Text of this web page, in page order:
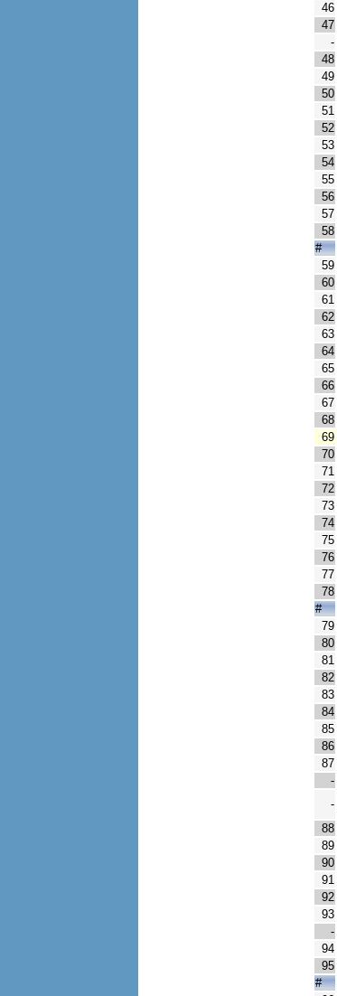
46
47
-
48
49
50
51
52
53
54
55
56
57
58
#
59
60
61
62
63
64
65
66
67
68
69
70
71
72
73
74
75
76
77
78
#
79
80
81
82
83
84
85
86
87
-
-
88
89
90
91
92
93
-
94
95
#